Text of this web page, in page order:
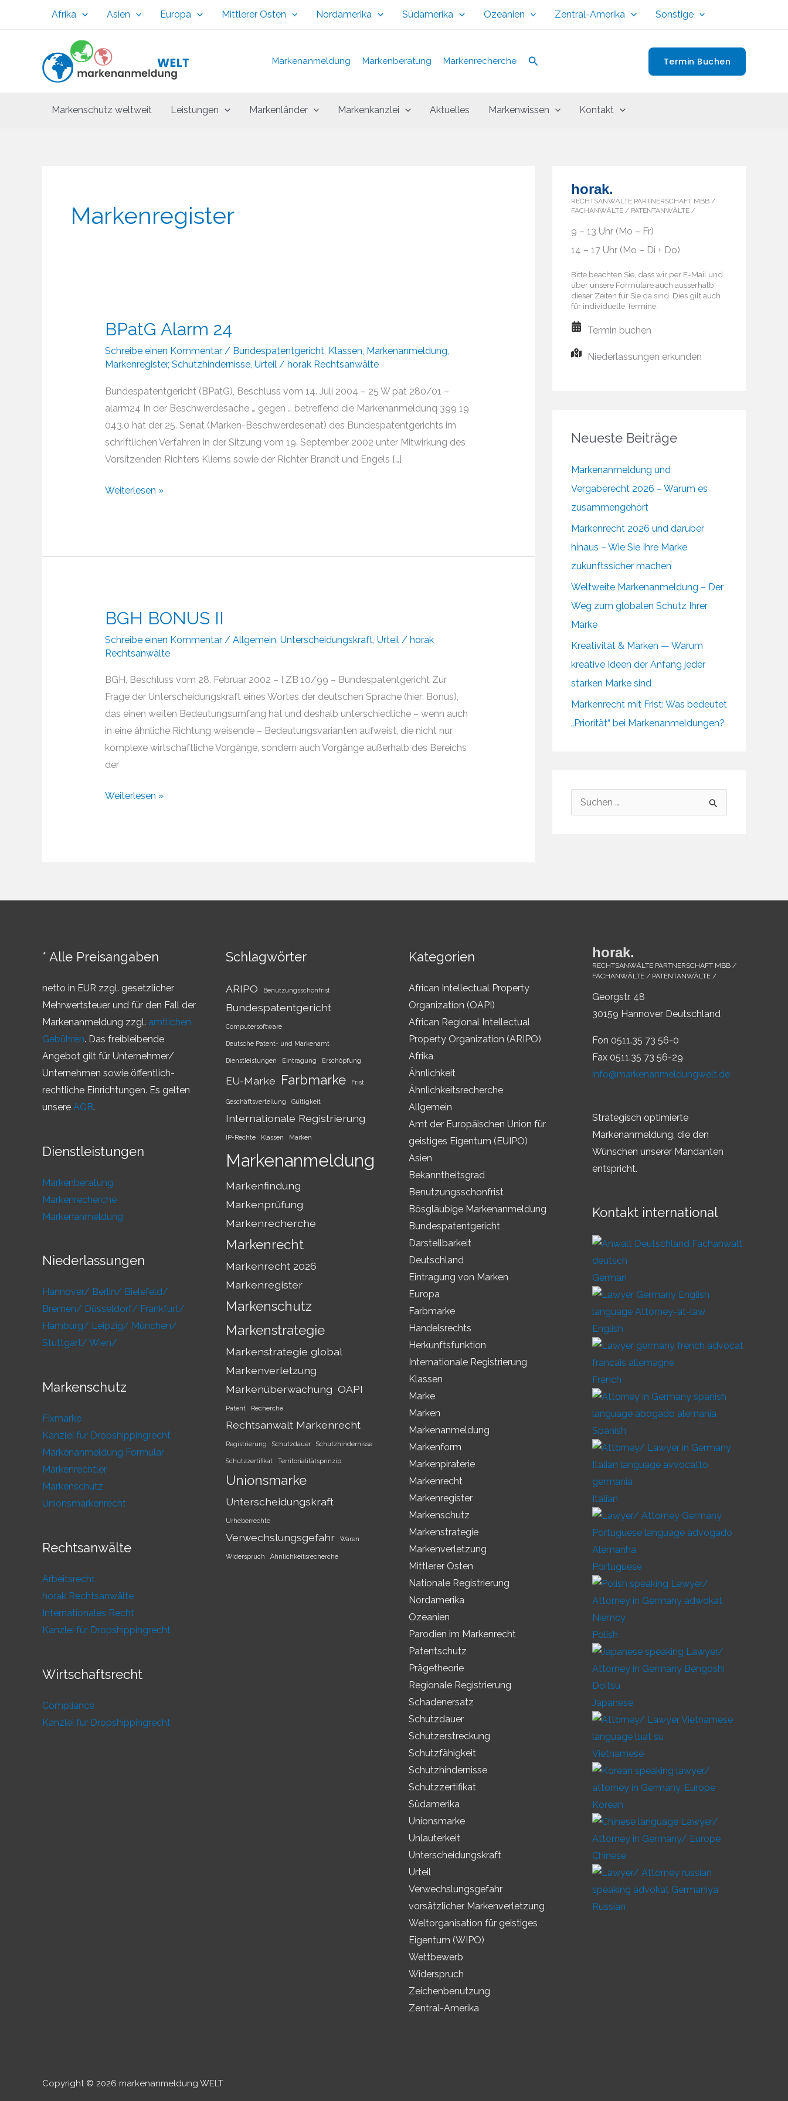
Afrika Asien Europa Mittlerer Osten Nordamerika Südamerika Ozeanien Zentral-Amerika Sonstige
Markenanmeldung Markenberatung Markenrecherche Suchen Termin Buchen
Markenschutz weltweit Leistungen Markenländer Markenkanzlei Aktuelles Markenwissen Kontakt
Markenregister
BPatG Alarm 24
Schreibe einen Kommentar / Bundespatentgericht, Klassen, Markenanmeldung,
Markenregister, Schutzhindernisse, Urteil/ horak Rechtsanwälte
Bundespatentgericht (BPatG), Beschluss vom 14. Juli 2004 – 25 W pat 280/01 –
alarm24 In der Beschwerdesache … gegen … betreffend die Markenanmeldunq 399 19
043.0 hat der 25. Senat (Marken-Beschwerdesenat) des Bundespatentgerichts im
schriftlichen Verfahren in der Sitzung vom 19. September 2002 unter Mitwirkung des
Vorsitzenden Richters Kliems sowie der Richter Brandt und Engels […]
BPatG
Weiterlesen »
BGH BONUS II
Schreibe einen Kommentar / Allgemein, Unterscheidungskraft, Urteil/ horak
Rechtsanwälte
BGH, Beschluss vom 28. Februar 2002 – I ZB 10/99 – Bundespatentgericht Zur
Frage der Unterscheidungskraft eines Wortes der deutschen Sprache (hier: Bonus),
das einen weiten Bedeutungsumfang hat und deshalb unterschiedliche – wenn auch
in eine ähnliche Richtung weisende – Bedeutungsvarianten aufweist, die nicht nur
komplexe wirtschaftliche Vorgänge, sondern auch Vorgänge außerhalb des Bereichs
der
BGH
Weiterlesen »
horak.
RECHTSANWÄLTE PARTNERSCHAFT MBB /
FACHANWÄLTE / PATENTANWÄLTE /
9 – 13 Uhr (Mo – Fr)
14 – 17 Uhr (Mo – Di + Do)
Bitte beachten Sie, dass wir per E-Mail und
über unsere Formulare auch ausserhalb
dieser Zeiten für Sie da sind. Dies gilt auch
für individuelle Termine.
Termin buchen
Niederlassungen erkunden
Neueste Beiträge
Markenanmeldung und
Vergaberecht 2026 – Warum es
zusammengehört
Markenrecht 2026 und darüber
hinaus – Wie Sie Ihre Marke
zukunftssicher machen
Weltweite Markenanmeldung – Der
Weg zum globalen Schutz Ihrer
Marke
Kreativität & Marken — Warum
kreative Ideen der Anfang jeder
starken Marke sind
Markenrecht mit Frist: Was bedeutet
„Priorität“ bei Markenanmeldungen?
u
* Alle Preisangaben
netto in EUR zzgl. gesetzlicher
Mehrwertsteuer und für den Fall der
Markenanmeldung zzgl. amtlichen
Gebühren. Das freibleibende
Angebot gilt für Unternehmer/
Unternehmen sowie öffentlich-
rechtliche Einrichtungen. Es gelten
unsere AGB.
Dienstleistungen
Markenberatung
Markenrecherche
Markenanmeldung
Niederlassungen
Hannover/ Berlin/ Bielefeld/
Bremen/ Düsseldorf/ Frankfurt/
Hamburg/ Leipzig/ München/
Stuttgart/ Wien/
Markenschutz
Fixmarke
Kanzlei für Dropshippingrecht
Markenanmeldung Formular
Markenrechtler
Markenschutz
Unionsmarkenrecht
Rechtsanwälte
Arbeitsrecht
horak Rechtsanwälte
Internationales Recht
Kanzlei für Dropshippingrecht
Wirtschaftsrecht
Compliance
Kanzlei für Dropshippingrecht
Schlagwörter
ARIPO Benutzungsschonfrist
Bundespatentgericht
Computersoftware
Deutsche Patent- und Markenamt
Dienstleistungen Eintragung Erschöpfung
EU-Marke Farbmarke Frist
Geschäftsverteilung Gültigkeit
Internationale Registrierung
IP-Rechte Klassen Marken
Markenanmeldung
Markenfindung
Markenprüfung
Markenrecherche
Markenrecht
Markenrecht 2026
Markenregister
Markenschutz
Markenstrategie
Markenstrategie global
Markenverletzung
Markenüberwachung OAPI
Patent Recherche
Rechtsanwalt Markenrecht
Registrierung Schutzdauer Schutzhindernisse
Schutzzertifikat Territorialitätsprinzip
Unionsmarke
Unterscheidungskraft
Urheberrechte
Verwechslungsgefahr Waren
Widerspruch Ähnlichkeitsrecherche
Kategorien
African Intellectual Property
Organization (OAPI)
African Regional Intellectual
Property Organization (ARIPO)
Afrika
Ähnlichkeit
Ähnlichkeitsrecherche
Allgemein
Amt der Europäischen Union für
geistiges Eigentum (EUIPO)
Asien
Bekanntheitsgrad
Benutzungsschonfrist
Bösgläubige Markenanmeldung
Bundespatentgericht
Darstellbarkeit
Deutschland
Eintragung von Marken
Europa
Farbmarke
Handelsrechts
Herkunftsfunktion
Internationale Registrierung
Klassen
Marke
Marken
Markenanmeldung
Markenform
Markenpiraterie
Markenrecht
Markenregister
Markenschutz
Markenstrategie
Markenverletzung
Mittlerer Osten
Nationale Registrierung
Nordamerika
Ozeanien
Parodien im Markenrecht
Patentschutz
Prägetheorie
Regionale Registrierung
Schadenersatz
Schutzdauer
Schutzerstreckung
Schutzfähigkeit
Schutzhindernisse
Schutzzertifikat
Südamerika
Unionsmarke
Unlauterkeit
Unterscheidungskraft
Urteil
Verwechslungsgefahr
vorsätzlicher Markenverletzung
Weltorganisation für geistiges
Eigentum (WIPO)
Wettbewerb
Widerspruch
Zeichenbenutzung
Zentral-Amerika
horak.
RECHTSANWÄLTE PARTNERSCHAFT MBB /
FACHANWÄLTE / PATENTANWÄLTE /
Georgstr. 48
30159 Hannover Deutschland
Fon 0511.35 73 56-0
Fax 0511.35 73 56-29
info@markenanmeldungwelt.de
Strategisch optimierte
Markenanmeldung, die den
Wünschen unserer Mandanten
entspricht.
Kontakt international
German
English
French
Spanish
Italian
Portuguese
Polish
Japanese
Vietnamese
Korean
Chinese
Russian
Copyright © 2026 markenanmeldung WELT